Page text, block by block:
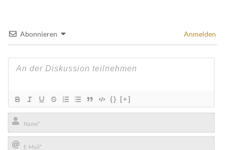
Abonnieren Anmelden
{} [+]
Name*